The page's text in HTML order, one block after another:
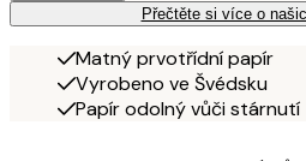
Přečtěte si více o
Matný prvotřídní papír
Vyrobeno ve Švédsku
Papír odolný vůči stárnutí